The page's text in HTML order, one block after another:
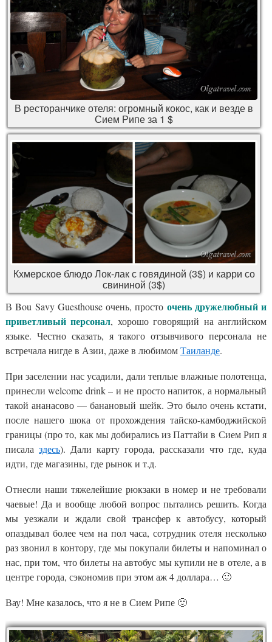
В ресторанчике отеля: огромный кокос, как и везде в
Сием Рипе за 1 $
Кхмерское блюдо Лок-лак с говядиной (3$) и карри со
свининой (3$)
В Bou Savy Guesthouse очень, просто очень дружелюбный и
приветливый персонал, хорошо говорящий на английском
языке. Честно сказать, я такого отзывчивого персонала не
встречала нигде в Азии, даже в любимомТаиланде.
При заселении нас усадили, дали теплые влажные полотенца,
принесли welcome drink – и не просто напиток, а нормальный
такой ананасово — банановый шейк. Это было очень кстати,
после нашего шока от прохождения тайско-камбоджийской
границы (про то, как мы добирались из Паттайи в Сием Рип я
писала здесь). Дали карту города, рассказали что где, куда
идти, где магазины, где рынок и т.д.
Отнесли наши тяжелейшие рюкзаки в номер и не требовали
чаевые! Да и вообще любой вопрос пытались решить. Когда
мы уезжали и ждали свой трансфер к автобусу, который
опаздывал более чем на пол часа, сотрудник отеля несколько
раз звонил в контору, где мы покупали билеты и напоминал о
нас, при том, что билеты на автобус мы купили не в отеле, а в
центре города, сэкономив при этом аж 4 доллара… 🙂
Вау! Мне казалось, что я не в Сием Рипе 🙂